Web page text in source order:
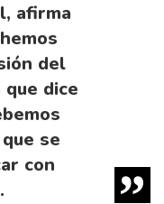
afirma
del
que dice
se
con